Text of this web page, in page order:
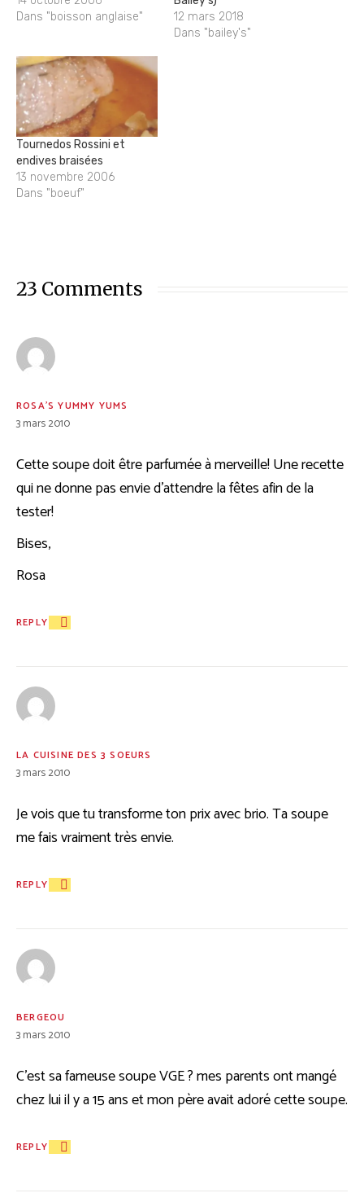
Dans "boisson anglaise"
12 mars 2018
Dans "bailey's"
Tournedos Rossini et
endives braisées
13 novembre 2006
Dans "boeuf"
23 Comments
ROSA'S YUMMY YUMS
3 mars 2010
Cette soupe doit être parfumée à merveille! Une recette
qui ne donne pas envie d’attendre la fêtes afin de la
tester!
Bises,
Rosa
REPLY
LA CUISINE DES 3 SOEURS
3 mars 2010
Je vois que tu transforme ton prix avec brio. Ta soupe
me fais vraiment très envie.
REPLY
BERGEOU
3 mars 2010
C’est sa fameuse soupe VGE ? mes parents ont mangé
chez lui il y a 15 ans et mon père avait adoré cette soupe.
REPLY